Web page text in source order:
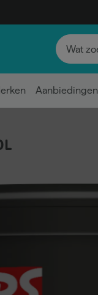
Aanbiedingen